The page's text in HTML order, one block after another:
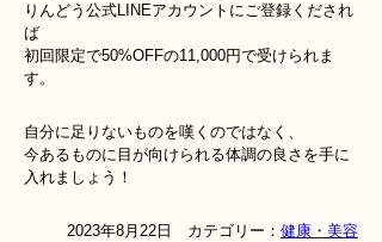
りんどう公式LINEアカウントにご登録くだされ
ば
初回限定で50%OFFの11,000円で受けられま
す。
自分に足りないものを嘆くのではなく、
今あるものに目が向けられる体調の良さを手に
入れましょう！
2023年8月22日 カテゴリー： 健康・美容